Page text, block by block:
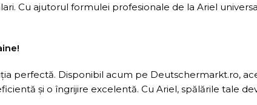
Cu ajutorul formulei profesionale de la Ariel
perfectă. Disponibil acum pe Deutschermarkt.ro,
și o îngrijire excelentă. Cu Ariel, spălările tale